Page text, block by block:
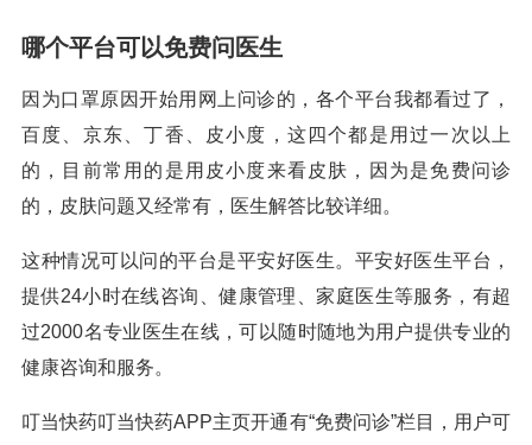
哪个平台可以免费问医生
因为口罩原因开始用网上问诊的，各个平台我都看过了，
百度、京东、丁香、皮小度，这四个都是用过一次以上
的，目前常用的是用皮小度来看皮肤，因为是免费问诊
的，皮肤问题又经常有，医生解答比较详细。
这种情况可以问的平台是平安好医生。平安好医生平台，
提供24小时在线咨询、健康管理、家庭医生等服务，有超
过2000名专业医生在线，可以随时随地为用户提供专业的
健康咨询和服务。
叮当快药叮当快药APP主页开通有“免费问诊”栏目，用户可